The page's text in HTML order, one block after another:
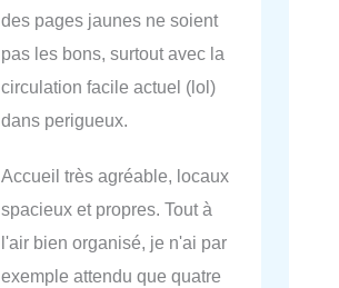
des pages jaunes ne soient
pas les bons, surtout avec la
circulation facile actuel (lol)
dans perigueux.
Accueil très agréable, locaux
spacieux et propres. Tout à
l'air bien organisé, je n'ai par
exemple attendu que quatre